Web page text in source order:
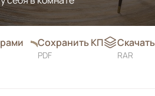
Сохранить КП
PDF RAR